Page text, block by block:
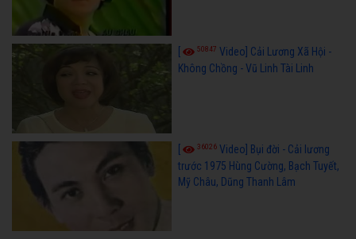
50847 Video] Cải Lương Xã Hội -
Không Chồng - Vũ Linh Tài Linh
36026 Video] Bụi đời - Cải lương
trước 1975 Hùng Cường, Bạch Tuyết,
Mỹ Châu, Dũng Thanh Lâm